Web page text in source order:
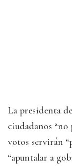
La presidenta
ciudadanos
votos servirán
“apuntalar a